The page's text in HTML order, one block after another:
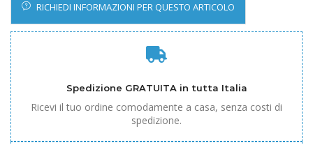
RICHIEDI INFORMAZIONI PER QUESTO ARTICOLO
Spedizione GRATUITA in tutta Italia
Ricevi il tuo ordine comodamente a casa, senza costi di
spedizione.